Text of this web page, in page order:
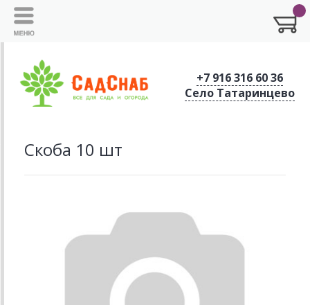
+7 916 316 60 36
Село Татаринцево
Скоба 10 шт